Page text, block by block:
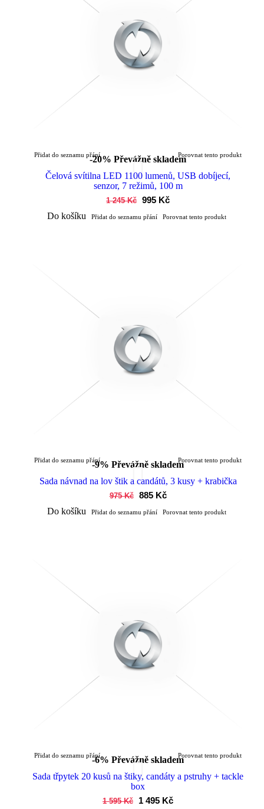
-20% Převážně skladem
Přidat do seznamu přání Porovnat tento produkt
Čelová svítilna LED 1100 lumenů, USB dobíjecí,
senzor, 7 režimů, 100 m
1 245 Kč 995 Kč
Do košíku
Přidat do seznamu přání Porovnat tento produkt
-9% Převážně skladem
Přidat do seznamu přání Porovnat tento produkt
Sada návnad na lov štik a candátů, 3 kusy + krabička
975 Kč
885 Kč
Do košíku
Přidat do seznamu přání Porovnat tento produkt
-6% Převážně skladem
Přidat do seznamu přání Porovnat tento produkt
Sada třpytek 20 kusů na štiky, candáty a pstruhy + tackle
box
1 595 Kč
1 495 Kč